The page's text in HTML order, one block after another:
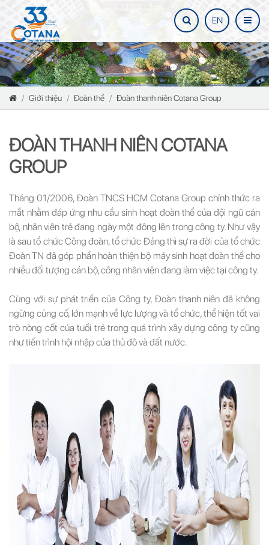
EN
Giới thiệu Đoàn thể Đoàn thanh niên Cotana Group
ĐOÀN THANH NIÊN COTANA
GROUP
Tháng 01/2006, Đoàn TNCS HCM Cotana Group chính thức ra
mắt nhằm đáp ứng nhu cầu sinh hoạt đoàn thể của đội ngũ cán
bộ, nhân viên trẻ đang ngày một đông lên trong công ty. Như vậy
là sau tổ chức Công đoàn, tổ chức Đảng thì sự ra đời của tổ chức
Đoàn TN đã góp phần hoàn thiện bộ máy sinh hoạt đoàn thể cho
nhiều đối tượng cán bộ, công nhân viên đang làm việc tại công ty.
Cùng với sự phát triển của Công ty, Đoàn thanh niên đã không
ngừng củng cố, lớn mạnh về lực lượng và tổ chức, thể hiện tốt vai
trò nòng cốt của tuổi trẻ trong quá trình xây dựng công ty cũng
như tiến trình hội nhập của thủ đô và đất nước.